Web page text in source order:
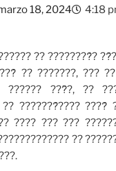
18, 2024 4:18
?? ????????́?
?? ???????, ???
?????? ???̃?, ??
???????́???? ????́
???? ??? ???
??